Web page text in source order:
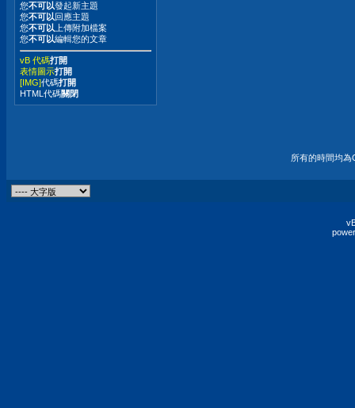
您不可以發起新主題
您不可以 回應主題
您不可以 上傳附加檔案
您不可以編輯您的文章
vB 代碼打開
表情圖示打開
[IMG]代碼打開
HTML代碼關閉
所有的時間均為